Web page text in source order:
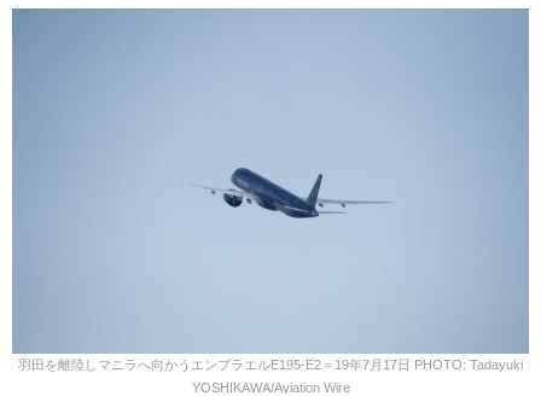
羽田を離陸しマニラへ向かうエンブラエルE195-E2＝19年7月17日 PHOTO: Tadayuki
YOSHIKAWA/Aviation Wire